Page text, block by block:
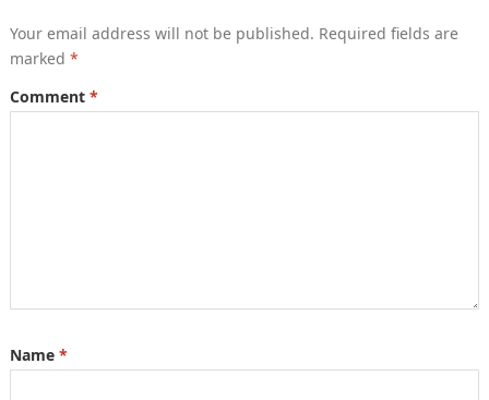
Your email address will not be published. Required fields are
marked *
Comment *
Name *